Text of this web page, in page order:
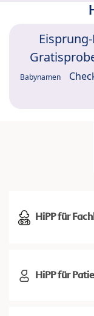
Babynamen
HiPP für
HiPP für